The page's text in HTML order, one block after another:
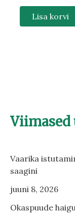
Viimased
Vaarika
saagini
juuni 8, 2026
Okaspuude
Lisa korvi